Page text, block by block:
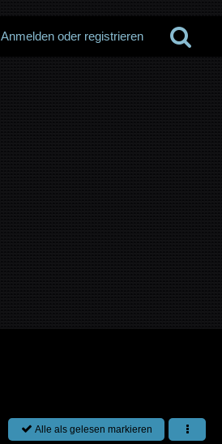
Anmelden oder registrieren
Alle als gelesen markieren